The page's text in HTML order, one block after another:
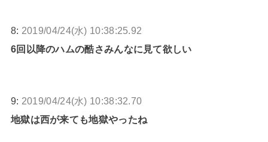
8: 2019/04/24(水) 10:38:25.92
6回以降のハムの酷さみんなに見て欲しい
9: 2019/04/24(水) 10:38:32.70
地獄は西が来ても地獄やったね